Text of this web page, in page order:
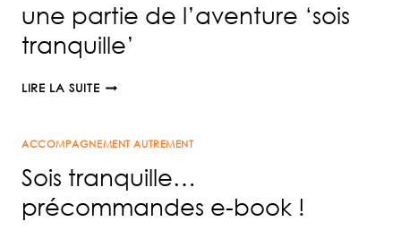
une partie de l’aventure ‘sois
tranquille’
LIRE LA SUITEUNE
L’AVENTURE
TRANQUILLE’
ACCOMPAGNEMENT AUTREMENT
Sois tranquille…
précommandes e-book !